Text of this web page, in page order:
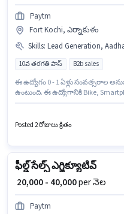
Paytm
Fort Kochi, ఎర్నాకుళం
Skills: Lead Generation, Aadhar Card, Bike, Bank Account, 2-Wheeler Driving
10వ తరగతి పాస్ B2b sales
ఈ ఉద్యోగం 0 - 1 ఏళ్లు సంవత్సరాల
ఉంటుంది. ఈ ఉద్యోగానికి Bike,
Kochi, ఎర్నాకుళం లో ఉంది. అదనపు
మరియు కంపెనీ పాలసీలపై ఆధారపడి
Posted 2 రోజులు క్రితం
ఫీల్డ్ సేల్స్ ఎగ్జిక్యూటివ్
₹ 20,000 - 40,000per నెల
Paytm